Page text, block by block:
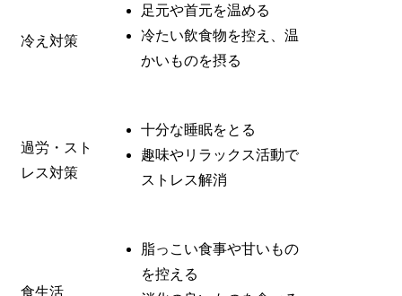
冷え対策
足元や首元を温める
冷たい飲食物を控え、温
かいものを摂る
過労・スト
レス対策
十分な睡眠をとる
趣味やリラックス活動で
ストレス解消
食生活
脂っこい食事や甘いもの
を控える